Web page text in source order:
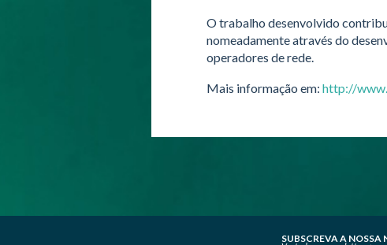
O trabalho desenvolvido
nomeadamente através do
operadores de rede.
Mais informação em: http://
SUBSCREVA A NOSSA